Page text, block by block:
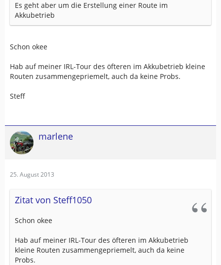
Es geht aber um die Erstellung einer Route im
Akkubetrieb
Schon okee
Hab auf meiner IRL-Tour des öfteren im Akkubetrieb kleine
Routen zusammengepriemelt, auch da keine Probs.
Steff
marlene
25. August 2013
Zitat von Steff1050
Schon okee
Hab auf meiner IRL-Tour des öfteren im Akkubetrieb
kleine Routen zusammengepriemelt, auch da keine
Probs.